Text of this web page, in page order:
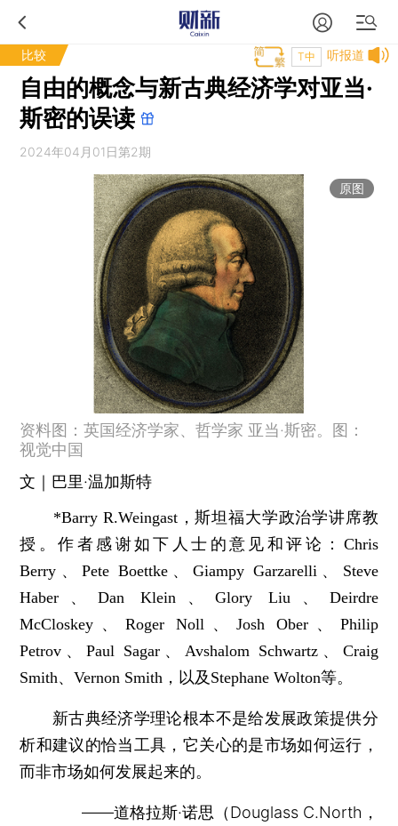
比较 听报道
T中
自由的概念与新古典经济学对亚当·
斯密的误读
2024年04月01日第2期
原图
资料图：英国经济学家、哲学家 亚当·斯密。图：
视觉中国
文｜巴里·温加斯特
*Barry R.Weingast，斯坦福大学政治学讲席教
授。作者感谢如下人士的意见和评论：Chris
Berry、Pete Boettke、Giampy Garzarelli、Steve
Haber、Dan Klein、Glory Liu、Deirdre
McCloskey、Roger Noll、Josh Ober、Philip
Petrov、Paul Sagar、Avshalom Schwartz、Craig
Smith、Vernon Smith，以及Stephane Wolton等。
新古典经济学理论根本不是给发展政策提供分
析和建议的恰当工具，它关心的是市场如何运行，
而非市场如何发展起来的。
——道格拉斯·诺思（Douglass C.North，